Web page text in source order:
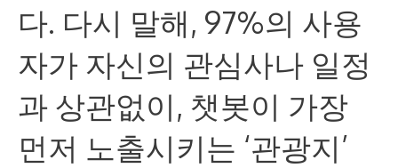
다. 다시 말해, 97%의 사용
자가 자신의 관심사나 일정
과 상관없이, 챗봇이 가장
먼저 노출시키는 ‘관광지’